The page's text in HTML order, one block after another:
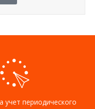
учет периодического